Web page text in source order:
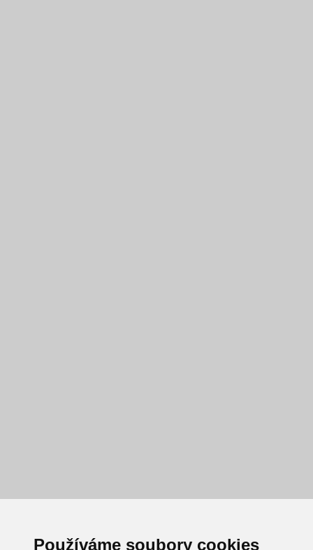
Používáme soubory cookies